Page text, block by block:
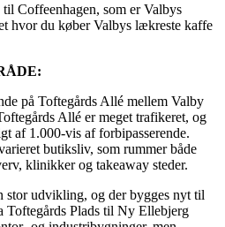
Coffeenhagen, som er Valbys
hvor du køber Valbys lækreste kaffe
på Toftegårds Allé mellem Valby
Allé er meget trafikeret, og
af 1.000-vis af forbipasserende.
butiksliv, som rummer både
klinikker og takeaway steder.
stor udvikling, og der bygges nyt til
Toftegårds Plads til Ny Ellebjerg